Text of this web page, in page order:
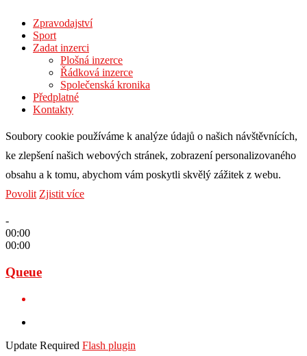
Zpravodajství
Sport
Zadat inzerci
Plošná inzerce
Řádková inzerce
Společenská kronika
Předplatné
Kontakty
Soubory cookie používáme k analýze údajů o našich návštěvnících,
ke zlepšení našich webových stránek, zobrazení personalizovaného
obsahu a k tomu, abychom vám poskytli skvělý zážitek z webu.
Povolit Zjistit více
-
00:00
00:00
Queue
Update Required Flash plugin